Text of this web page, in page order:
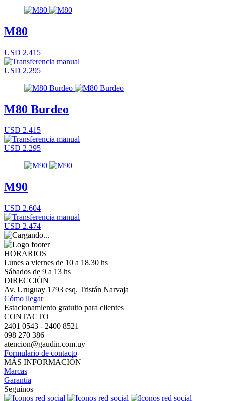
M80
USD 2.415
USD 2.295
M80 Burdeo
USD 2.415
USD 2.295
M90
USD 2.604
USD 2.474
HORARIOS
Lunes a viernes de 10 a 18.30 hs
Sábados de 9 a 13 hs
DIRECCIÓN
Av. Uruguay 1793 esq. Tristán Narvaja
Cómo llegar
Estacionamiento gratuito para clientes
CONTACTO
2401 0543 - 2400 8521
098 270 386
atencion@gaudin.com.uy
Formulario de contacto
MÁS INFORMACIÓN
Marcas
Garantía
Seguinos